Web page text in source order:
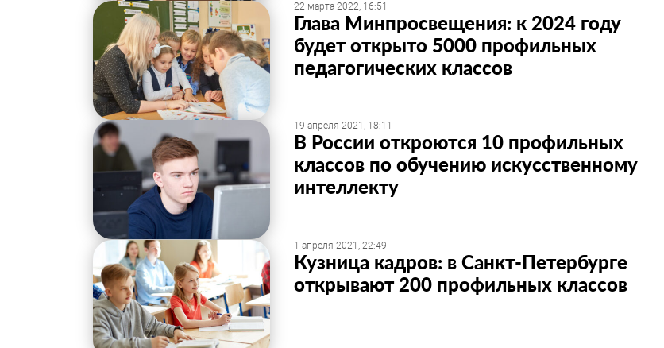
22 марта 2022, 16:51
Глава Минпросвещения: к 2024 году
будет открыто 5000 профильных
педагогических классов
19 апреля 2021, 18:11
В России откроются 10 профильных
классов по обучению искусственному
интеллекту
1 апреля 2021, 22:49
Кузница кадров: в Санкт-Петербурге
открывают 200 профильных классов